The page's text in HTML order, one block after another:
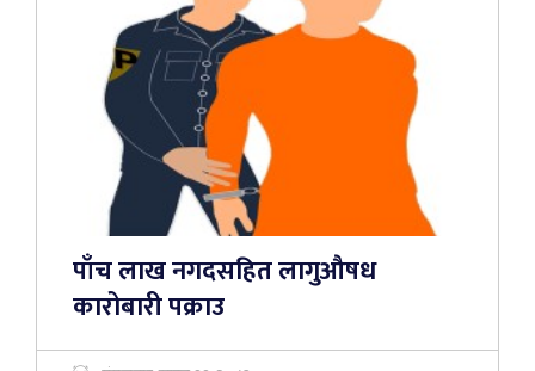
पाँच लाख नगदसहित लागुऔषध
कारोबारी पक्राउ